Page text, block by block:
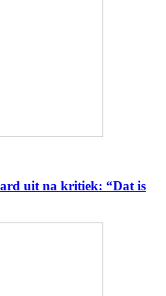
uit na kritiek: “Dat is